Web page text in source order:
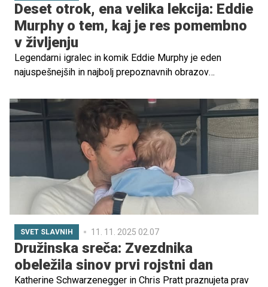
Deset otrok, ena velika lekcija: Eddie
Murphy o tem, kaj je res pomembno
v življenju
Legendarni igralec in komik Eddie Murphy je eden
najuspešnejših in najbolj prepoznavnih obrazov
občinstvo po vsem svetu, se skriva predvsem – oče.
SVET SLAVNIH 11. 11. 2025 02.07
Družinska sreča: Zvezdnika
obeležila sinov prvi rojstni dan
Katherine Schwarzenegger in Chris Pratt praznujeta prav